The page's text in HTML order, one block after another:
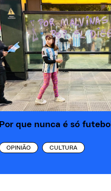
Por que nunca é só futebol
OPINIÃO CULTURA